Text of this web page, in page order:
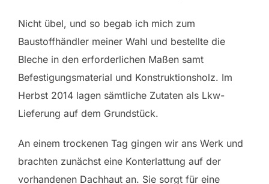
Nicht übel, und so begab ich mich zum
Baustoffhändler meiner Wahl und bestellte die
Bleche in den erforderlichen Maßen samt
Befestigungsmaterial und Konstruktionsholz. Im
Herbst 2014 lagen sämtliche Zutaten als Lkw-
Lieferung auf dem Grundstück.
An einem trockenen Tag gingen wir ans Werk und
brachten zunächst eine Konterlattung auf der
vorhandenen Dachhaut an. Sie sorgt für eine